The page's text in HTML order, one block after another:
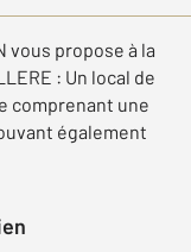
vous propose à la
: Un local de
comprenant une
également